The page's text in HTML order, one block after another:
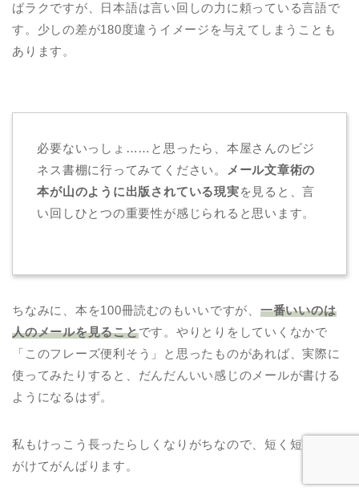
ばラクですが、日本語は言い回しの力に頼っている言語で
す。少しの差が180度違うイメージを与えてしまうことも
あります。
必要ないっしょ……と思ったら、本屋さんのビジ
ネス書棚に行ってみてください。
メール文章術の
本が山のように出版されている現実を見ると、言
い回しひとつの重要性が感じられると思います。
ちなみに、本を100冊読むのもいいですが、 一番いいのは
人のメールを見ることです。やりとりをしていくなかで
「このフレーズ便利そう」と思ったものがあれば、実際に
使ってみたりすると、だんだんいい感じのメールが書ける
ようになるはず。
私もけっこう長ったらしくなりがちなので、短く短くを心
がけてがんばります。